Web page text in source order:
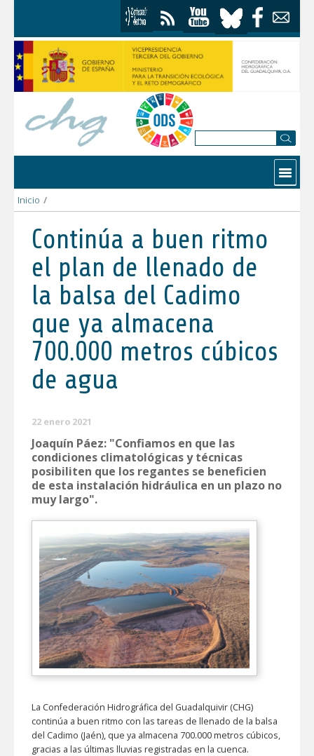
Contactar
Inicio /
Continúa a buen ritmo
el plan de llenado de
la balsa del Cadimo
que ya almacena
700.000 metros cúbicos
de agua
22 enero 2021
Joaquín Páez: "Confiamos en que las
condiciones climatológicas y técnicas
posibiliten que los regantes se beneficien
de esta instalación hidráulica en un plazo no
muy largo".
La Confederación Hidrográfica del Guadalquivir (CHG)
continúa a buen ritmo con las tareas de llenado de la balsa
del Cadimo (Jaén), que ya almacena 700.000 metros cúbicos,
gracias a las últimas lluvias registradas en la cuenca.